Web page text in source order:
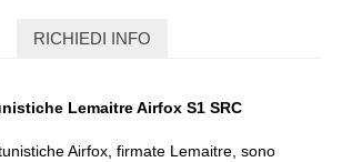
RICHIEDI INFO
Lemaitre Airfox S1 SRC
Airfox, firmate Lemaitre, sono